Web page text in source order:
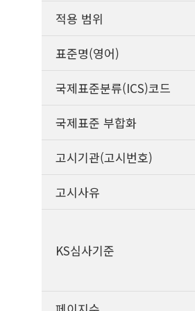
적용 범위
표준명(영어)
국제표준분류(ICS)코드
국제표준 부합화
고시기관(고시번호)
고시사유
KS심사기준